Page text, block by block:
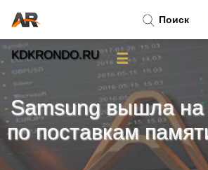
Samsung вышла на
по поставкам
Поиск
KDKRONDO.RU ☰
Тренды новостей»